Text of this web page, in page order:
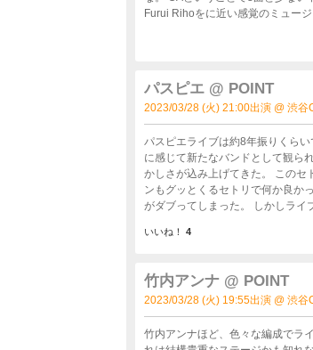
Furui Rihoをに近い感覚のミュー
パスピエ @ POINT
2023/03/28 (火) 21:00出演 @ 渋谷
パスピエライブは約8年振りくら
に感じて新たなバンドとして観ら
かしさが込み上げてきた。 このセ
ンもグッとくるセトリで何か良か
がダブってしまった。 しかしライ
いいね！ 4
竹内アンナ @ POINT
2023/03/28 (火) 19:55出演 @ 渋谷
竹内アンナほど、色々な編成でラ